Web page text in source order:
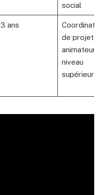
social
3 ans
de projets,
animateur
niveau
supérieur